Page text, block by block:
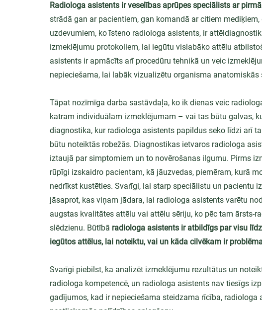
Radiologa asistents ir veselības aprūpes speciālists ar
strādā gan ar pacientiem, gan komandā ar citiem
uzdevumiem, ko īsteno radiologa asistents, ir
izmeklējumu protokoliem, lai iegūtu vislabāko attēlu
asistents ir apmācīts arī procedūru tehnikā un veic
nepieciešama, lai labāk vizualizētu organisma
Tāpat nozīmīga darba sastāvdaļa, ko ik dienas veic
katram individuālam izmeklējumam – vai tas būtu galvas,
diagnostika, kur radiologa asistents papildus seko līdzi arī
būtu noteiktās robežās. Diagnostikas ietvaros radiologa
iztaujā par simptomiem un to novērošanas ilgumu. Pirms
rūpīgi izskaidro pacientam, kā jāuzvedas, piemēram, kurā
nedrīkst kustēties. Svarīgi, lai starp speciālistu un pacientu
jāsaprot, kas viņam jādara, lai radiologa asistents varētu
augstas kvalitātes attēlu vai attēlu sēriju, ko pēc tam ārsts-
slēdzienu. Būtībā radiologa asistents ir atbildīgs par visu
iegūtos attēlus, lai noteiktu, vai un kāda cilvēkam ir
Svarīgi piebilst, ka analizēt izmeklējumu rezultātus un
radiologa kompetencē, un radiologa asistents nav tiesīgs
gadījumos, kad ir nepieciešama steidzama rīcība,